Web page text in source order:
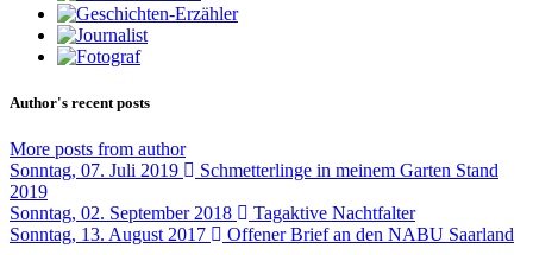
Author's recent posts
More posts from author
Sonntag, 07. Juli 2019
Schmetterlinge in meinem Garten Stand
2019
Sonntag, 02. September 2018
Tagaktive Nachtfalter
Sonntag, 13. August 2017
Offener Brief an den NABU Saarland